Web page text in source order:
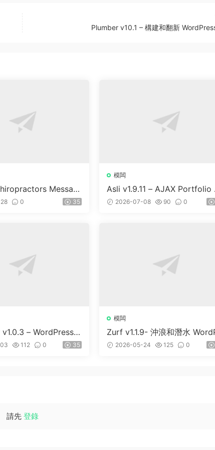
Plumber v10.1 – 構建和翻新
Messag
Therapists Wor
0 35
模闆
Asli v1.9.11 – AJAX Portfolio
ementor WordPress Theme
2026-07-08 90 0
– WordPress &
題
112 0 35
模闆
Zurf v1.1.9- 沖浪和潛水
ess主題
2026-05-24 125 0
請先 登錄